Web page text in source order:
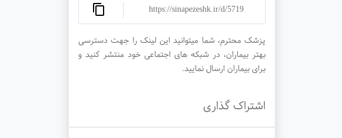
https://sinapezeshk.ir/d/5719
پزشک محترم، شما میتوانید این لینک را جهت دسترسی
بهتر بیماران، در شبکه های اجتماعی خود منتشر کنید و
برای بیماران ارسال نمایید.
اشتراک گذاری